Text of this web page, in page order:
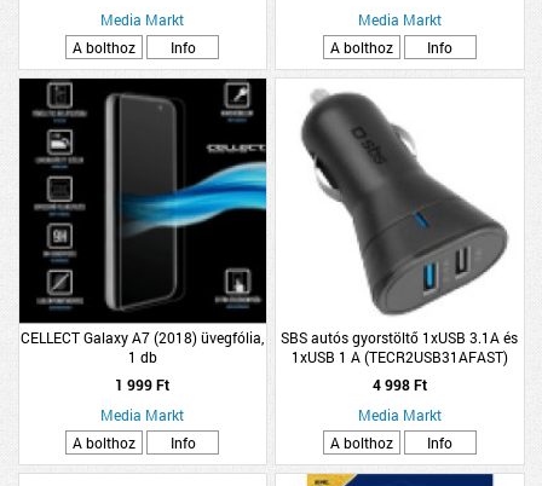
Media Markt
A bolthoz
Info
Media Markt
A bolthoz
Info
CELLECT Galaxy A7 (2018) üvegfólia,
1 db
1 999 Ft
Media Markt
A bolthoz
Info
SBS autós gyorstöltő 1xUSB 3.1A és
1xUSB 1 A (TECR2USB31AFAST)
4 998 Ft
Media Markt
A bolthoz
Info